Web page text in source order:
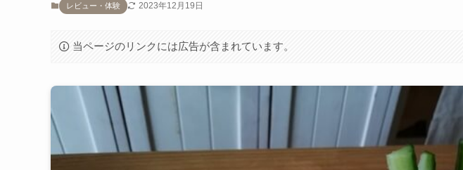
レビュー・体験 2023年12月19日
当ページのリンクには広告が含まれています。